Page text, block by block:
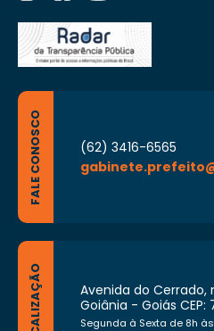
FALE CONOSCO
(62) 3416-6565
LOCALIZAÇÃO
Avenida do Cerrado,
Goiânia - Goiás
Segunda à Sexta de 8h às